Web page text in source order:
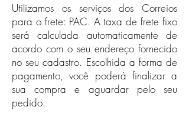
Utilizamos os serviços dos Correios
para o frete: PAC. A taxa de frete fixo
será calculada automaticamente de
acordo com o seu endereço fornecido
no seu cadastro. Escolhida a forma de
pagamento, você poderá finalizar a
sua compra e aguardar pelo seu
pedido.